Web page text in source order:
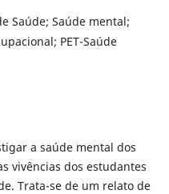
Saúde; Saúde mental;
PET-Saúde
a saúde mental dos
vivências dos estudantes
Trata-se de um relato de